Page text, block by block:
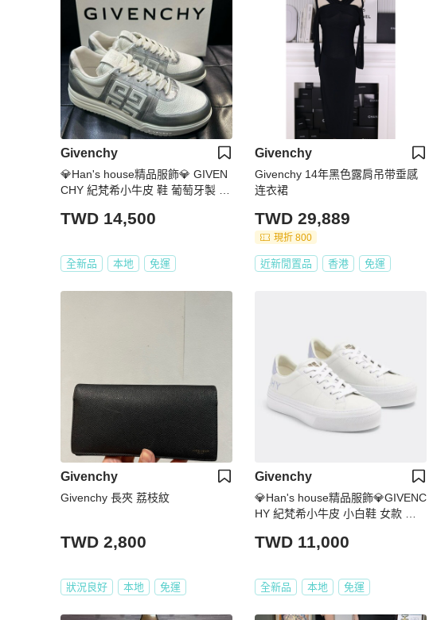
Givenchy
💎Han's house精品服飾💎 GIVEN
CHY 紀梵希小牛皮 鞋 葡萄牙製 原
TWD 14,500
全新品 本地 免運
Givenchy
Givenchy 14年黑色露肩吊带垂感
连衣裙
TWD 29,889
現折 800
近新閒置品 香港 免運
Givenchy
Givenchy 長夾 荔枝紋
TWD 2,800
狀況良好 本地 免運
Givenchy
💎Han's house精品服飾💎GIVENC
HY 紀梵希小牛皮 小白鞋 女款 葡
TWD 11,000
全新品 本地 免運